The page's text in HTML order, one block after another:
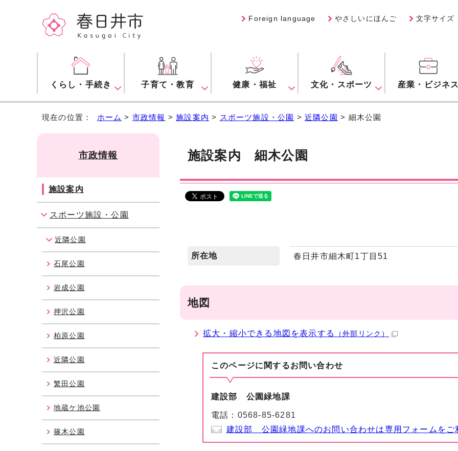
Foreign language やさしいにほんご 文字サイズ
くらし・手続き 子育て・教育 健康・福祉 文化・スポーツ 産業・ビジネス
現在の位置： ホーム > 市政情報 >施設案内 > スポーツ施設・公園 >近隣公園 > 細木公園
施設案内 細木公園
所在地 春日井市細木町1丁目51
地図
拡大・縮小できる地図を表示する （外部リンク）
このページに関するお問い合わせ
建設部 公園緑地課
電話： 0568-85-6281
建設部 公園緑地課へのお問い合わせは専用フォームをご
市政情報
施設案内
スポーツ施設・公園
近隣公園
石尾公園
岩成公園
押沢公園
柏原公園
近隣公園
繁田公園
地蔵ケ池公園
篠木公園